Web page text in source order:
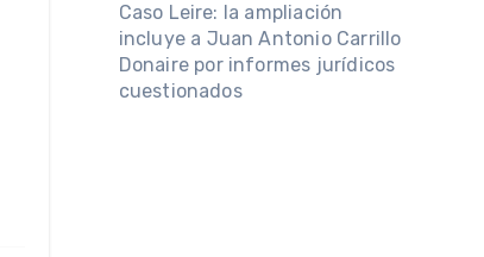
Caso Leire: la ampliación
incluye a Juan Antonio Carrillo
Donaire por informes jurídicos
cuestionados